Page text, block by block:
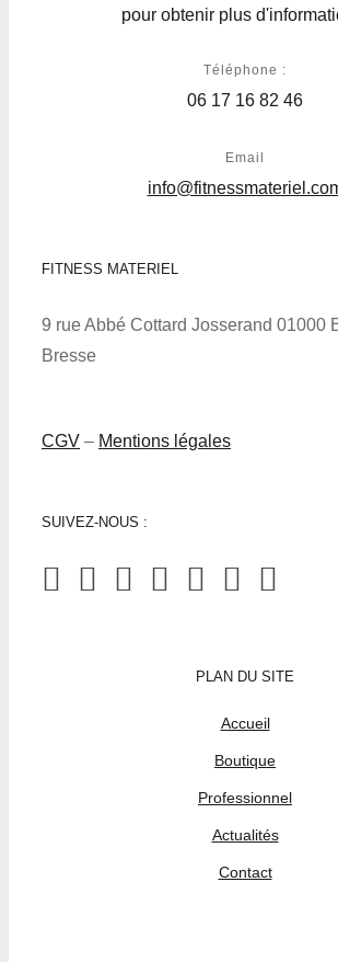
pour obtenir plus
Téléphone :
06 17 16 82 46
Email
FITNESS MATERIEL
9 rue Abbé Cottard Josserand 01000
Bresse
CGV – Mentions légales
SUIVEZ-NOUS :
PLAN DU SITE
Accueil
Boutique
Professionnel
Actualités
Contact